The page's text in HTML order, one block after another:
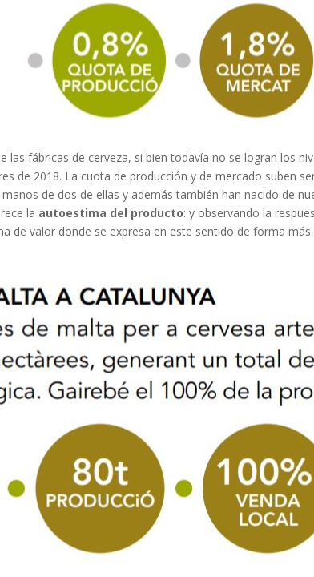
las fábricas de cerveza, si bien todavía no se logran los
de 2018. La cuota de producción y de mercado suben
de dos de ellas y además también han nacido de
la autoestima del producto: y observando la
de valor donde se expresa en este sentido de forma